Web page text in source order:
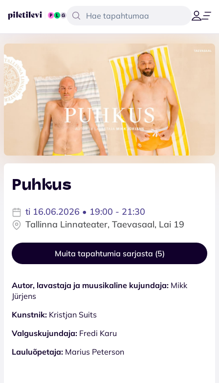
Puhkus
ti 16.06.2026 • 19:00 - 21:30
Tallinna Linnateater, Taevasaal, Lai 19
Muita tapahtumia sarjasta (5)
Autor, lavastaja ja muusikaline kujundaja: Mikk
Jürjens
Kunstnik: Kristjan Suits
Valguskujundaja: Fredi Karu
Lauluõpetaja: Marius Peterson